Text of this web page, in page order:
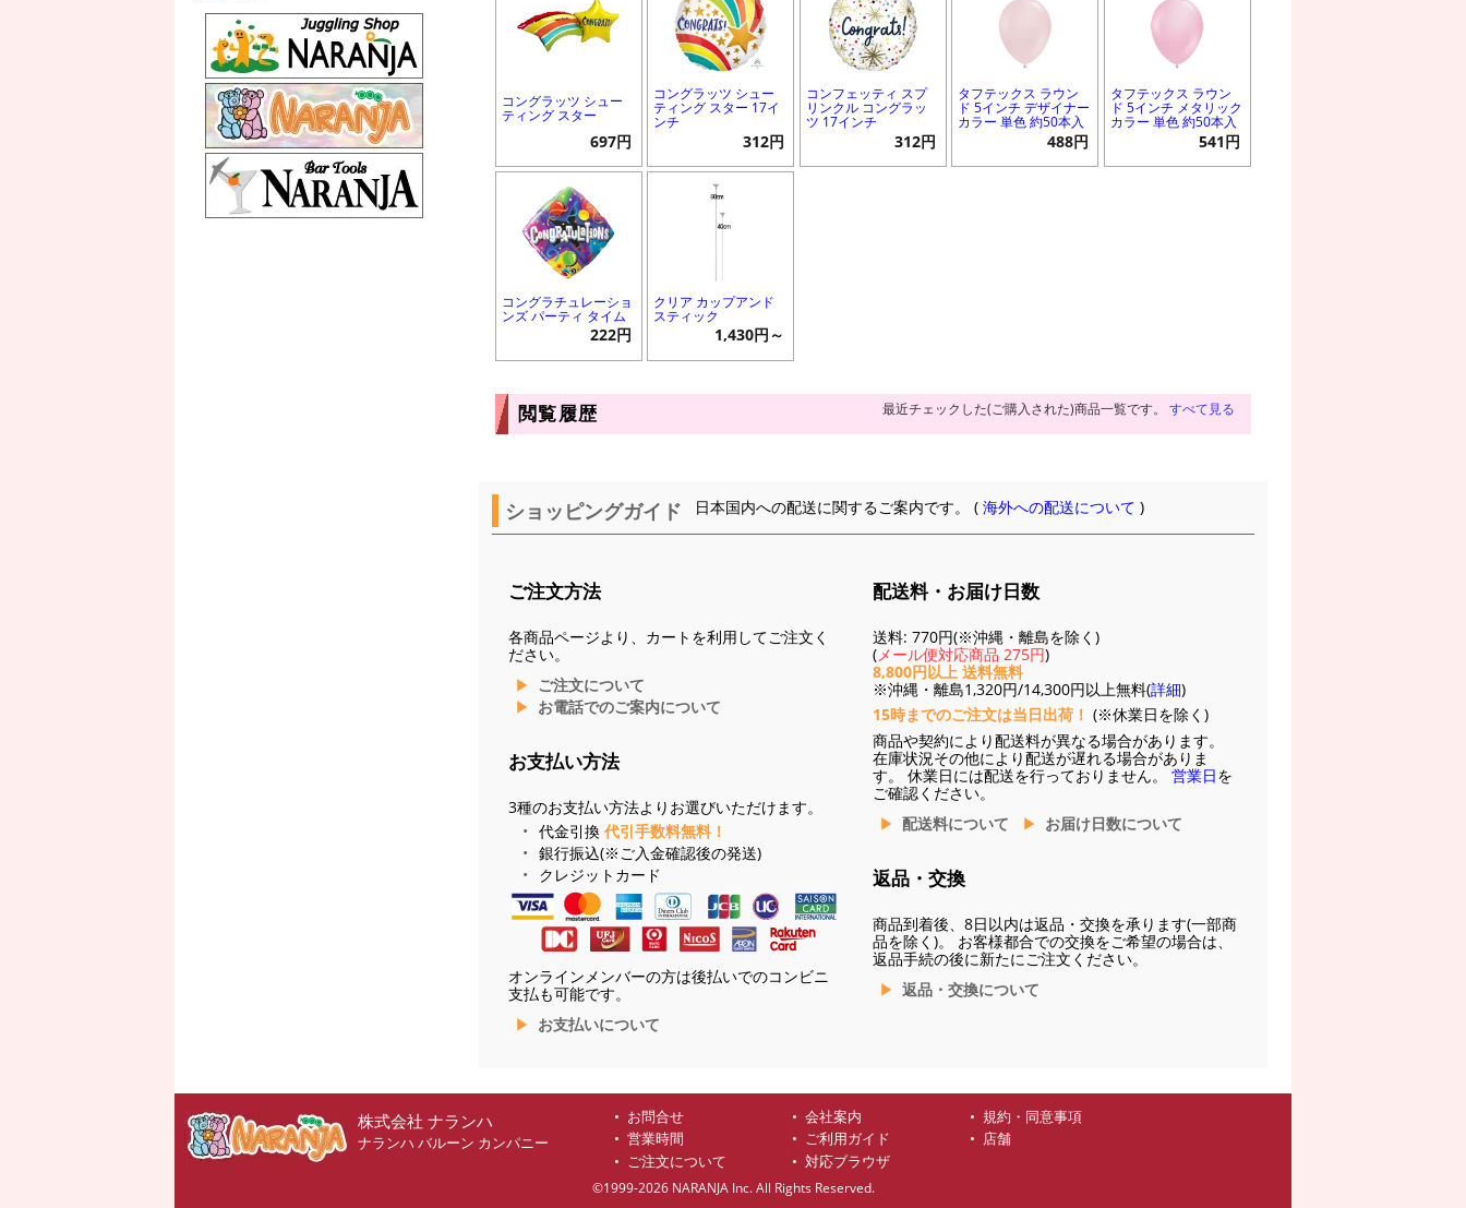
コングラッツ シュー
ティング スター
697円
コングラッツ シュー
ティング スター 17イ
ンチ
312円
コンフェッティ スプ
リンクル コングラッ
ツ 17インチ
312円
タフテックス ラウン
ド 5インチ デザイナー
カラー 単色 約50本入
488円
タフテックス ラウン
ド 5インチ メタリック
カラー 単色 約50本入
541円
コングラチュレーショ
ンズ パーティ タイム
222円
クリア カップアンド
スティック
1,430円～
閲覧履歴 最近チェックした(ご購入された)商品一覧です。 すべて見る
ショッピングガイド 日本国内への配送に関するご案内です。 (海外への配送について )
ご注文方法
各商品ページより、カートを利用してご注文く
ださい。
ご注文について
お電話でのご案内について
お支払い方法
3種のお支払い方法よりお選びいただけます。
代金引換 代引手数料無料！
銀行振込(※ご入金確認後の発送)
クレジットカード
オンラインメンバーの方は後払いでのコンビニ
支払も可能です。
お支払いについて
配送料・お届け日数
送料: 770円(※沖縄・離島を除く)
( メール便対応商品 275円)
8,800円以上 送料無料
※沖縄・離島1,320円/14,300円以上無料(詳細)
15時までのご注文は当日出荷！ (※休業日を除く)
商品や契約により配送料が異なる場合があります。
在庫状況その他により配送が遅れる場合がありま
す。 休業日には配送を行っておりません。 営業日を
ご確認ください。
配送料について
お届け日数について
返品・交換
商品到着後、8日以内は返品・交換を承ります(一部商
品を除く)。 お客様都合での交換をご希望の場合は、
返品手続の後に新たにご注文ください。
返品・交換について
株式会社 ナランハ
ナランハ バルーン カンパニー
お問合せ 会社案内
規約・同意事項
営業時間
ご利用ガイド
店舗
ご注文について
対応ブラウザ
©1999-2026 NARANJA Inc. All Rights Reserved.